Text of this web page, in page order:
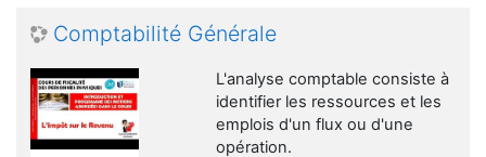
Comptabilité Générale
L'analyse comptable consiste à
identifier les ressources et les
emplois d'un flux ou d'une
opération.